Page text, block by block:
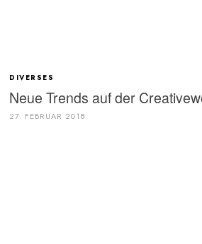
DIVERSES
Neue Trends auf der
27. FEBRUAR 2018